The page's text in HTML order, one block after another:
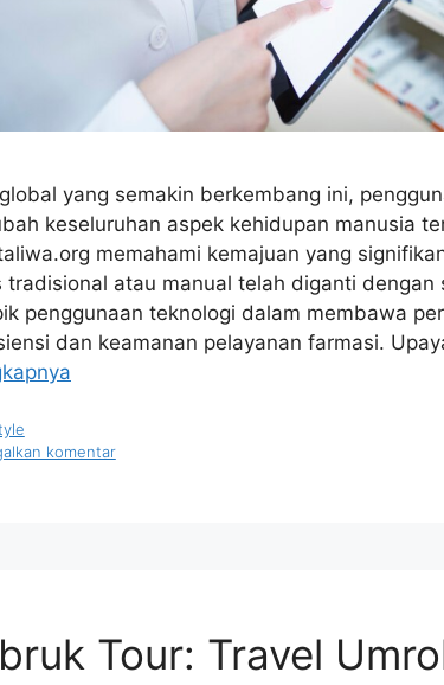
yang semakin berkembang ini,
keseluruhan aspek kehidupan manusia
memahami kemajuan yang
tradisional atau manual telah diganti
penggunaan teknologi dalam membawa
dan keamanan pelayanan farmasi.
komentar
Tour: Travel